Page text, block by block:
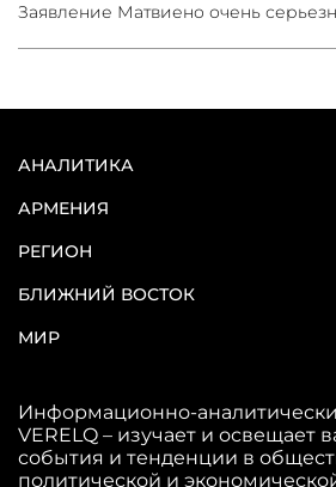
Заявление Матвиено очень
АНАЛИТИКА
АРМЕНИЯ
РЕГИОН
БЛИЖНИЙ ВОСТОК
МИР
Информационно-
VERELQ – изучает и освещает
события и тенденции в
политической и